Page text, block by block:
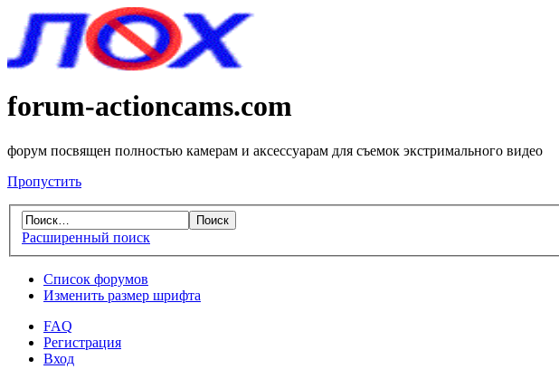
forum-actioncams.com
форум посвящен полностью камерам и аксессуарам для съемок экстримального видео
Пропустить
Расширенный поиск
Список форумов
Изменить размер шрифта
FAQ
Регистрация
Вход